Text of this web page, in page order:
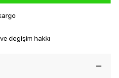
değişim hakkı